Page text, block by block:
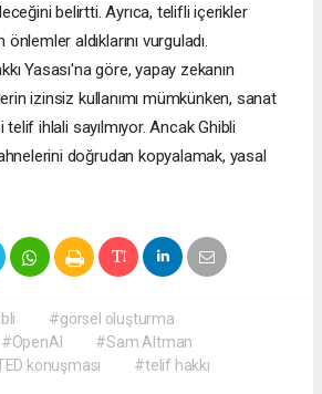
belirtti. Ayrıca, telifli içerikler
aldıklarını vurguladı.
Yasası'na göre, yapay zekanın
izinsiz kullanımı mümkünken, sanat
telif ihlali sayılmıyor. Ancak Ghibli
doğrudan kopyalamak, yasal
#görsel oluşturma
#OpenAI
#Sam Altman
konuşması
#telif hakkı